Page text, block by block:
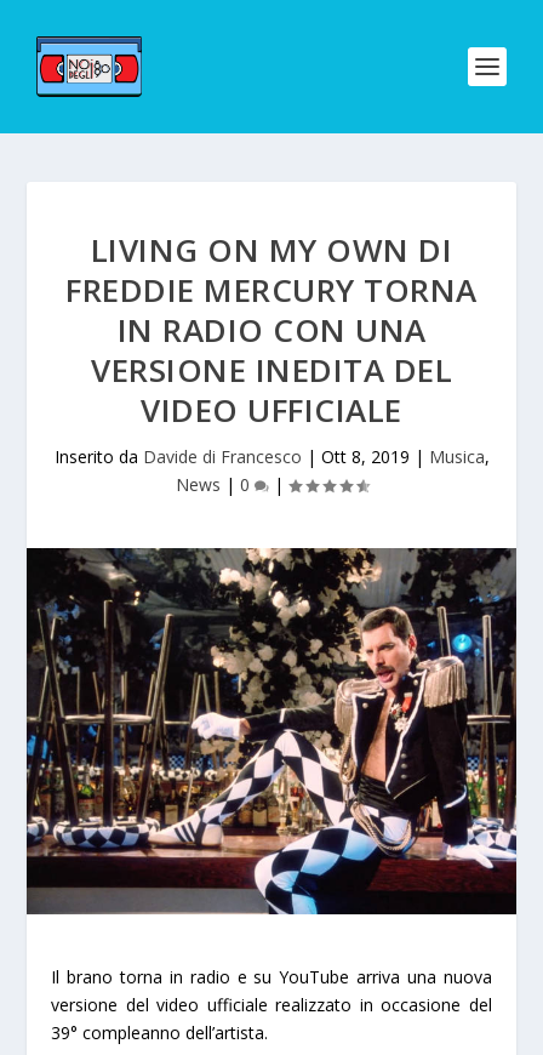
LIVING ON MY OWN DI
FREDDIE MERCURY TORNA
IN RADIO CON UNA
VERSIONE INEDITA DEL
VIDEO UFFICIALE
Inserito da Davide di Francesco | Ott 8, 2019 | Musica,
News | 0 |
Il brano torna in radio e su YouTube arriva una nuova
versione del video ufficiale realizzato in occasione del
39° compleanno dell’artista.